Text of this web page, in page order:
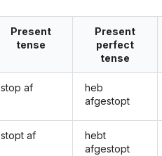
Present
tense
stop af
stopt af
Present
perfect
tense
heb
afgestopt
hebt
afgestopt